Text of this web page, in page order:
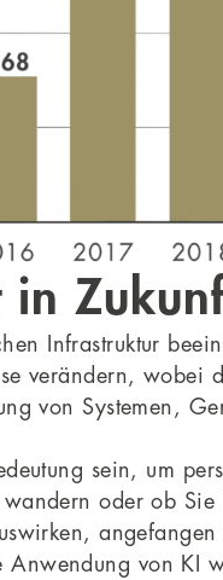
Infrastruktur
verändern, wobei
von Systemen,
sein, um
oder ob
angefangen
Anwendung von KI